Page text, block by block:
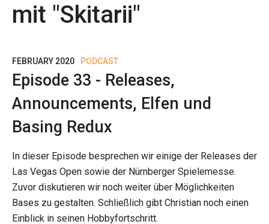
mit "Skitarii"
FEBRUARY 2020 PODCAST
Episode 33 - Releases,
Announcements, Elfen und
Basing Redux
In dieser Episode besprechen wir einige der Releases der
Las Vegas Open sowie der Nürnberger Spielemesse.
Zuvor diskutieren wir noch weiter über Möglichkeiten
Bases zu gestalten. Schließlich gibt Christian noch einen
Einblick in seinen Hobbyfortschritt.